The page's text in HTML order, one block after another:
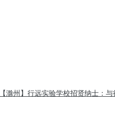
【滁州】行远实验学校招贤纳士：